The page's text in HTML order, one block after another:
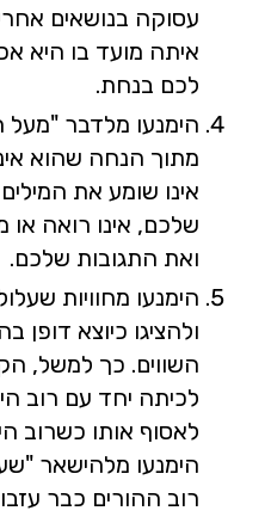
עסוקה בנושאים
איתה מועד בו היא
לכם בנחת.
הימנעו מלדבר
מתוך הנחה שהוא
אינו שומע את
שלכם, אינו רואה
ואת התגובות שלכם.
הימנעו מחוויות
ולהציגו כיוצא דופן
השווים. כך למשל,
לכיתה יחד עם רוב
לאסוף אותו כשרוב
הימנעו מלהישאר
רוב ההורים כבר